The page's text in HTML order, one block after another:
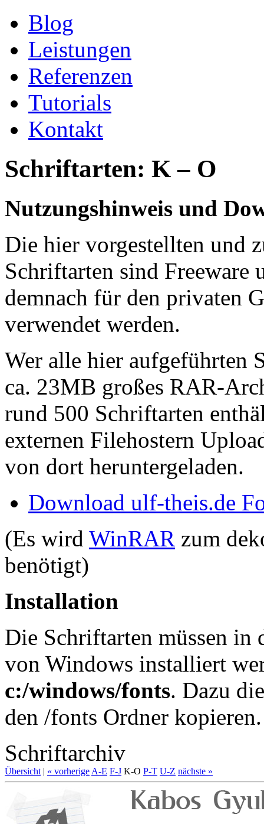
Blog
Leistungen
Referenzen
Tutorials
Kontakt
Schriftarten: K – O
Nutzungshinweis und
Die hier vorgestellten und
Schriftarten sind Freeware
demnach für den privaten
verwendet werden.
Wer alle hier aufgeführten
ca. 23MB großes RAR-
rund 500 Schriftarten
externen Filehostern
von dort heruntergeladen.
Download ulf-theis.de
(Es wird WinRAR zum
benötigt)
Installation
Die Schriftarten müssen in
von Windows installiert
c:/windows/fonts. Dazu
den /fonts Ordner kopieren.
Schriftarchiv
Übersicht | « vorherige A-E F-J K-O P-T U-Z nächste »